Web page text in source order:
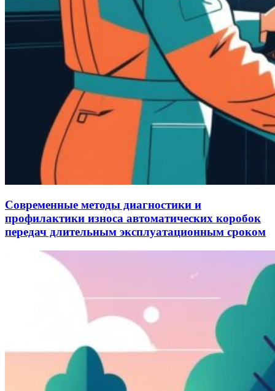
Современные методы диагностики и
профилактики износа автоматических коробок
передач длительным эксплуатационным сроком